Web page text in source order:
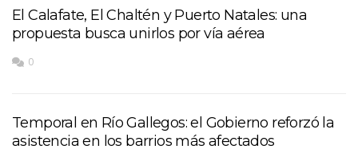
El Calafate, El Chaltén y Puerto Natales: una
propuesta busca unirlos por vía aérea
0
Temporal en Río Gallegos: el Gobierno reforzó la
asistencia en los barrios más afectados